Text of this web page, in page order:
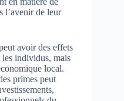
l’avenir de leur
avoir des effets
les individus, mais
local.
primes peut